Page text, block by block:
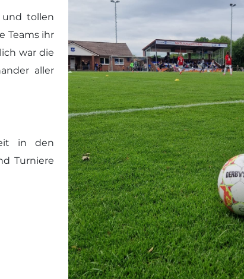
und tollen
Teams ihr
war die
aller
in den
Turniere